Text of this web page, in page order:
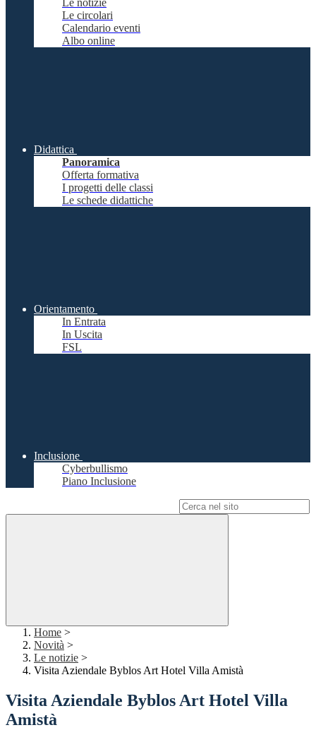
Le notizie
Le circolari
Calendario eventi
Albo online
Didattica
Panoramica
Offerta formativa
I progetti delle classi
Le schede didattiche
Orientamento
In Entrata
In Uscita
FSL
Inclusione
Cyberbullismo
Piano Inclusione
Home >
Novità >
Le notizie >
Visita Aziendale Byblos Art Hotel Villa Amistà
Visita Aziendale Byblos Art Hotel Villa
Amistà